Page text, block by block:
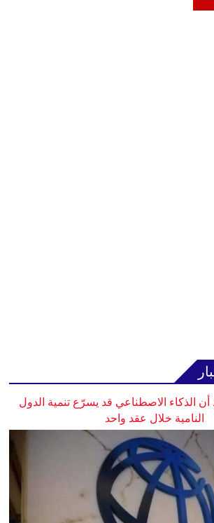
أن الذكاء الاصطناعي قد يسرّع تنمية الدول
النامية خلال عقد واحد